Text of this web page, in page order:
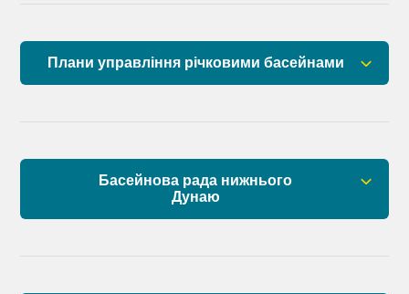
Плани управління річковими басейнами
Басейнова рада нижнього
Дунаю